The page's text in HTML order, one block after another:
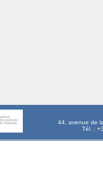
44, avenue de
Tél. :